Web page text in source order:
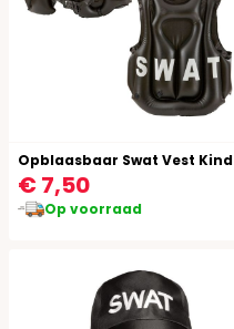
Opblaasbaar Swat Vest Kind
€ 7,50
Op voorraad